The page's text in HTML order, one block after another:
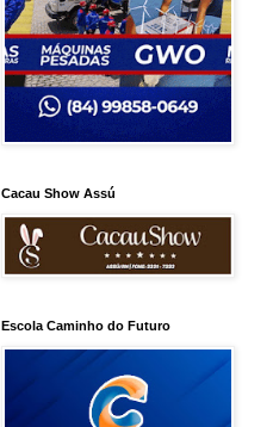
Cacau Show Assú
Escola Caminho do Futuro